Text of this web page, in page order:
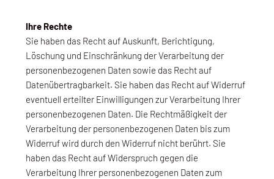
Ihre Rechte
Sie haben das Recht auf Auskunft, Berichtigung,
Löschung und Einschränkung der Verarbeitung der
personenbezogenen Daten sowie das Recht auf
Datenübertragbarkeit. Sie haben das Recht auf Widerruf
eventuell erteilter Einwilligungen zur Verarbeitung Ihrer
personenbezogenen Daten. Die Rechtmäßigkeit der
Verarbeitung der personenbezogenen Daten bis zum
Widerruf wird durch den Widerruf nicht berührt. Sie
haben das Recht auf Widerspruch gegen die
Verarbeitung Ihrer personenbezogenen Daten zum